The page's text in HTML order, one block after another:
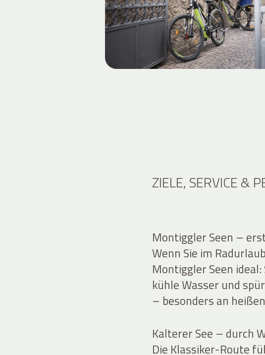
ZIELE, SERVICE &
Montiggler Seen –
Wenn Sie im
Montiggler Seen
kühle Wasser und
– besonders an
Kalterer See – durch
Die Klassiker-Route